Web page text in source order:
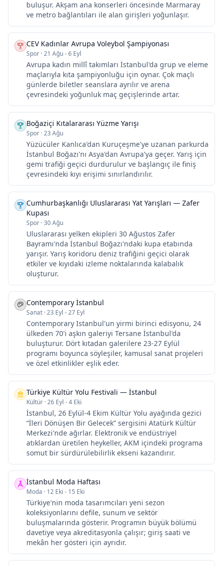
buluşur. Akşam ana konserleri öncesinde Marmaray
ve metro bağlantıları ile alan girişleri yoğunlaşır.
CEV Kadınlar Avrupa Voleybol Şampiyonası
Spor ·21 Ağu - 6 Eyl
Avrupa kadın millî takımları İstanbul'da grup ve eleme
maçlarıyla kıta şampiyonluğu için oynar. Çok maçlı
günlerde biletler seanslara ayrılır ve arena
çevresindeki yoğunluk maç geçişlerinde artar.
Boğaziçi Kıtalararası Yüzme Yarışı
Spor ·23 Ağu
Yüzücüler Kanlıca'dan Kuruçeşme'ye uzanan parkurda
İstanbul Boğazı'nı Asya'dan Avrupa'ya geçer. Yarış için
gemi trafiği geçici durdurulur ve başlangıç ile finiş
çevresindeki kıyı erişimi sınırlandırılır.
Cumhurbaşkanlığı Uluslararası Yat Yarışları — Zafer
Kupası
Spor ·30 Ağu
Uluslararası yelken ekipleri 30 Ağustos Zafer
Bayramı'nda İstanbul Boğazı'ndaki kupa etabında
yarışır. Yarış koridoru deniz trafiğini geçici olarak
etkiler ve kıyıdaki izleme noktalarında kalabalık
oluşturur.
Contemporary İstanbul
Sanat ·23 Eyl - 27 Eyl
Contemporary Istanbul'un yirmi birinci edisyonu, 24
ülkeden 70'i aşkın galeriyi Tersane İstanbul'da
buluşturur. Dört kıtadan galerilere 23-27 Eylül
programı boyunca söyleşiler, kamusal sanat projeleri
ve özel etkinlikler eşlik eder.
Türkiye Kültür Yolu Festivali — İstanbul
Kültür ·26 Eyl - 4 Eki
İstanbul, 26 Eylül-4 Ekim Kültür Yolu ayağında gezici
“İleri Dönüşen Bir Gelecek” sergisini Atatürk Kültür
Merkezi'nde ağırlar. Elektronik ve endüstriyel
atıklardan üretilen heykeller, AKM içindeki programa
somut bir sürdürülebilirlik ekseni kazandırır.
İstanbul Moda Haftası
Moda · 12 Eki - 15 Eki
Türkiye'nin moda tasarımcıları yeni sezon
koleksiyonlarını defile, sunum ve sektör
buluşmalarında gösterir. Programın büyük bölümü
davetiye veya akreditasyonla çalışır; giriş saati ve
mekân her gösteri için ayrıdır.